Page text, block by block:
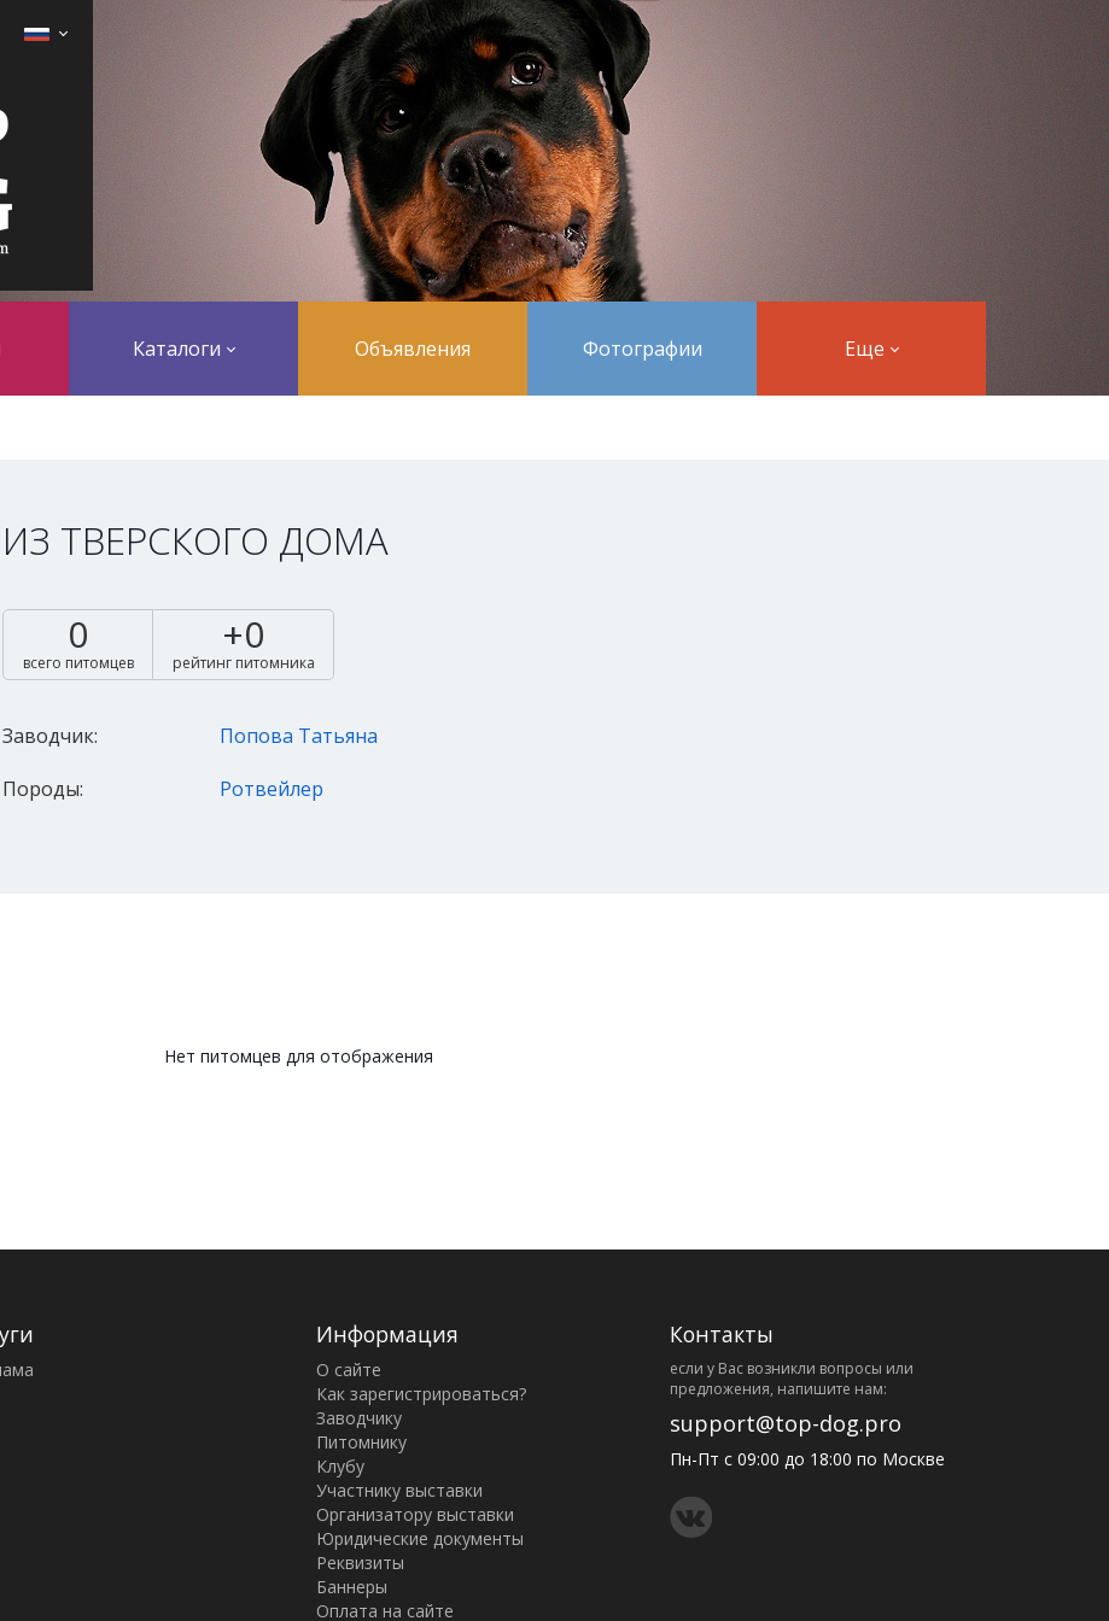
Каталоги Объявления Фотографии Еще
ИЗ ТВЕРСКОГО ДОМА
0
всего питомцев
+0
рейтинг питомника
Заводчик:
Попова Татьяна
Породы:
Ротвейлер
Нет питомцев для отображения
Информация
О сайте
Как зарегистрироваться?
Заводчику
Питомнику
Клубу
Участнику выставки
Организатору выставки
Юридические документы
Реквизиты
Баннеры
Оплата на сайте
Контакты
eсли у Вас возникли вопросы или
предложения, напишите нам:
support@top-dog.pro
Пн-Пт с 09:00 до 18:00 по Москве